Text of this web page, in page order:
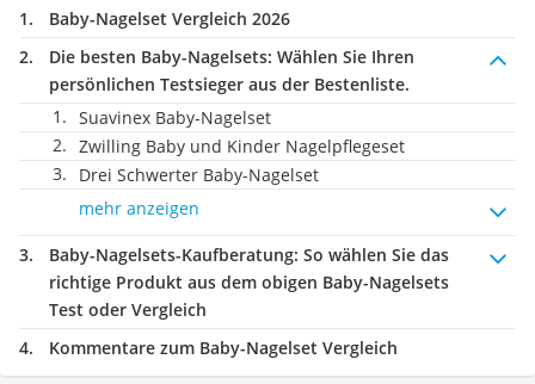
Baby-Nagelset Vergleich 2026
Die besten Baby-Nagelsets: Wählen Sie Ihren
persönlichen Testsieger aus der Bestenliste.
Suavinex Baby-Nagelset
Zwilling Baby und Kinder Nagelpflegeset
Drei Schwerter Baby-Nagelset
mehr anzeigen
Baby-Nagelsets-Kaufberatung: So wählen Sie das
richtige Produkt aus dem obigen Baby-Nagelsets
Test oder Vergleich
Kommentare zum Baby-Nagelset Vergleich